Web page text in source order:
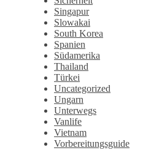
Singapur
Slowakai
South Korea
Spanien
Südamerika
Thailand
Türkei
Uncategorized
Ungarn
Unterwegs
Vanlife
Vietnam
Vorbereitungsguide